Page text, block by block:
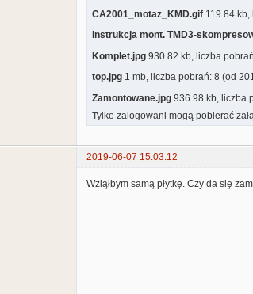
CA2001_motaz_KMD.gif 119.84
Instrukcja mont. TMD3-
Komplet.jpg 930.82 kb, liczba
top.jpg 1 mb, liczba pobrań: 8 (od
Zamontowane.jpg 936.98 kb, liczba
Tylko zalogowani mogą pobierać
2019-06-07 15:03:12
Wziąłbym samą płytkę. Czy da się